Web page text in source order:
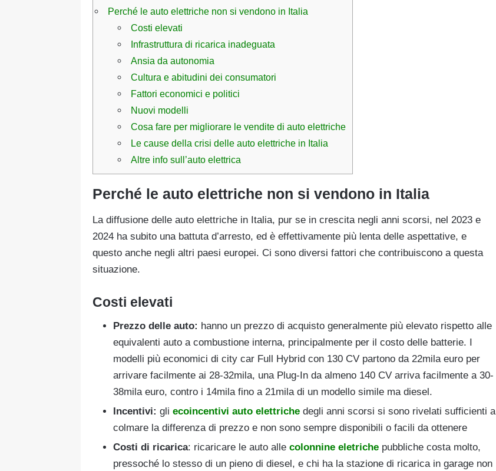
Perché le auto elettriche non si vendono in Italia
Costi elevati
Infrastruttura di ricarica inadeguata
Ansia da autonomia
Cultura e abitudini dei consumatori
Fattori economici e politici
Nuovi modelli
Cosa fare per migliorare le vendite di auto elettriche
Le cause della crisi delle auto elettriche in Italia
Altre info sull’auto elettrica
Perché le auto elettriche non si vendono in Italia
La diffusione delle auto elettriche in Italia, pur se in crescita negli anni scorsi, nel 2023 e
2024 ha subito una battuta d’arresto, ed è effettivamente più lenta delle aspettative, e
questo anche negli altri paesi europei. Ci sono diversi fattori che contribuiscono a questa
situazione.
Costi elevati
Prezzo delle auto: hanno un prezzo di acquisto generalmente più elevato rispetto alle
equivalenti auto a combustione interna, principalmente per il costo delle batterie. I
modelli più economici di city car Full Hybrid con 130 CV partono da 22mila euro per
arrivare facilmente ai 28-32mila, una Plug-In da almeno 140 CV arriva facilmente a 30-
38mila euro, contro i 14mila fino a 21mila di un modello simile ma diesel.
Incentivi: gli ecoincentivi auto elettriche degli anni scorsi si sono rivelati sufficienti a
colmare la differenza di prezzo e non sono sempre disponibili o facili da ottenere
Costi di ricarica: ricaricare le auto alle colonnine eletriche pubbliche costa molto,
pressoché lo stesso di un pieno di diesel, e chi ha la stazione di ricarica in garage non